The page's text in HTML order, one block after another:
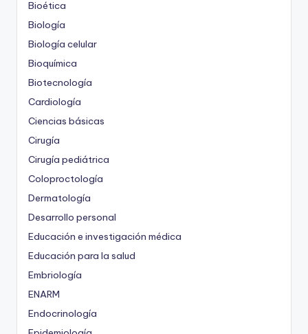
Bioética
Biología
Biología celular
Bioquímica
Biotecnología
Cardiología
Ciencias básicas
Cirugía
Cirugía pediátrica
Coloproctología
Dermatología
Desarrollo personal
Educación e investigación médica
Educación para la salud
Embriología
ENARM
Endocrinología